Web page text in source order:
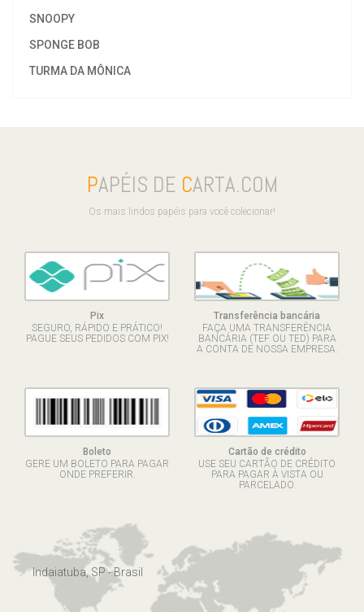
SNOOPY
SPONGE BOB
TURMA DA MÔNICA
PAPÉIS DE CARTA.COM
Os mais lindos papéis para você colecionar!
Pix
SEGURO, RÁPIDO E PRÁTICO!
PAGUE SEUS PEDIDOS COM PIX!
Transferência bancária
FAÇA UMA TRANSFERÊNCIA
BANCÁRIA (TEF OU TED) PARA
A CONTA DE NOSSA EMPRESA.
Boleto
GERE UM BOLETO PARA PAGAR
ONDE PREFERIR.
Cartão de crédito
USE SEU CARTÃO DE CRÉDITO
PARA PAGAR À VISTA OU
PARCELADO.
Indaiatuba, SP - Brasil